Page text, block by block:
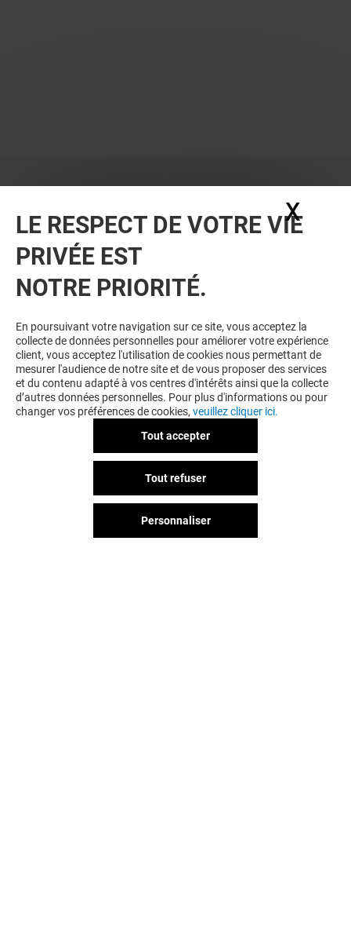
VOUS EN VOULEZ PLUS ? VOUS
AIMEREZ PEUT-ÊTRE
LE RESPECT DE VOTRE VIE
PRIVÉE EST
NOTRE PRIORITÉ.
En poursuivant votre navigation sur ce site, vous acceptez la
collecte de données personnelles pour améliorer votre expérience
client, vous acceptez l'utilisation de cookies nous permettant de
mesurer l'audience de notre site et de vous proposer des services
et du contenu adapté à vos centres d'intérêts ainsi que la collecte
d’autres données personnelles. Pour plus d'informations ou pour
changer vos préférences de cookies, veuillez cliquer ici.
Tout accepter
Tout refuser
Personnaliser
X